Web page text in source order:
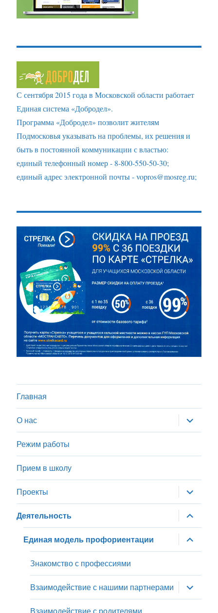
С сентября 2015 года в Московской области работает
Единая система «Добродел».
Программа «Добродел» позволит жителям
Подмосковья указывать на проблемы, их решения и
быть в постоянной коммуникации с властью:
единый телефонный номер - 8-800-550-50-30;
единый адрес электронной почты - vopros@mosreg.ru;
Главная
О нас дочернее
меню
Режим работы
Прием в школу
Проекты дочернее
меню
Деятельность
дочернее
меню
Единая модель профориентации
дочернее
меню
Знакомство с профессиями
Взаимодействие с нашими партнерами дочернее
меню